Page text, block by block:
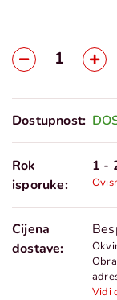
Dostupnost:
Rok
isporuke:
1 -
Cijena
dostave:
Vidi